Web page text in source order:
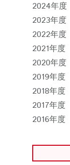
2024年度
2023年度
2022年度
2021年度
2020年度
2019年度
2018年度
2017年度
2016年度